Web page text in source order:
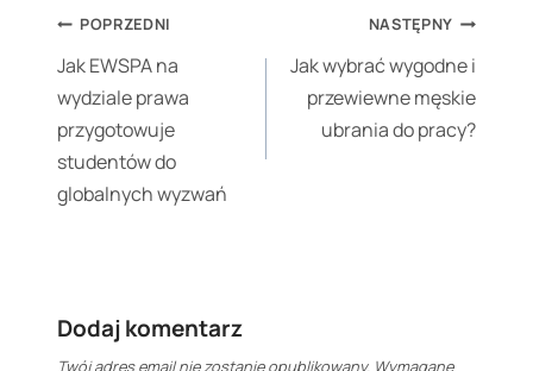
Nawigacja
wpisu
POPRZEDNI
Jak EWSPA na
wydziale prawa
przygotowuje
studentów do
globalnych wyzwań
NASTĘPNY
Jak wybrać wygodne i
przewiewne męskie
ubrania do pracy?
Dodaj komentarz
Twój adres email nie zostanie opublikowany. Wymagane